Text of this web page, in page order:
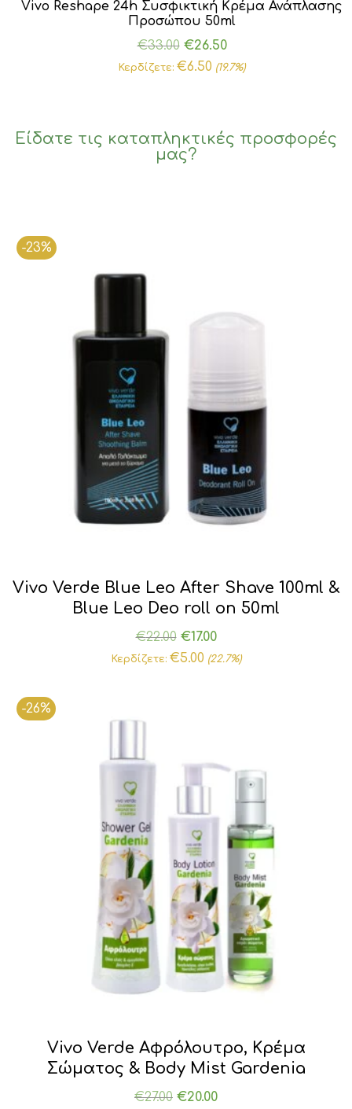
Vivo Reshape 24h Συσφικτική Κρέμα Ανάπλασης
Προσώπου 50ml
€33.00 Original
price
€26.50Η
τρέχουσα
Κερδίζετε: €6.50 (19.7%)
Είδατε τις καταπληκτικές προσφορές
μας?
-23%
Vivo Verde Blue Leo After Shave 100ml &
Blue Leo Deo roll on 50ml
€22.00 Original
price
€17.00Η
τρέχουσα
Κερδίζετε: €5.00 (22.7%)
-26%
Vivo Verde Αφρόλουτρο, Κρέμα
Σώματος & Body Mist Gardenia
€27.00 Original
€20.00Η